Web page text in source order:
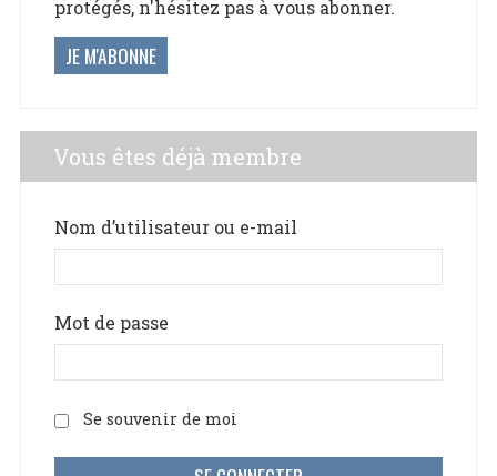
protégés, n'hésitez pas à vous abonner.
JE M'ABONNE
Vous êtes déjà membre
Nom d’utilisateur ou e-mail
Mot de passe
Se souvenir de moi